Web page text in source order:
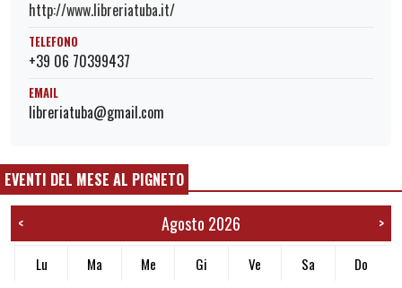
http://www.libreriatuba.it/
TELEFONO
+39 06 70399437
EMAIL
libreriatuba@gmail.com
EVENTI DEL MESE AL PIGNETO
< Agosto 2026 >
Lu Ma Me Gi Ve Sa Do